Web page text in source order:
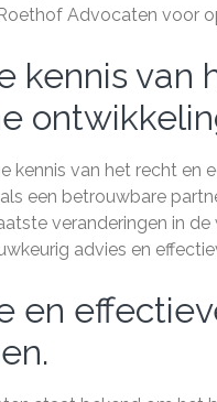
Advocaten voor
kennis van
kennis van het recht en
een betrouwbare
veranderingen in
advies en
en